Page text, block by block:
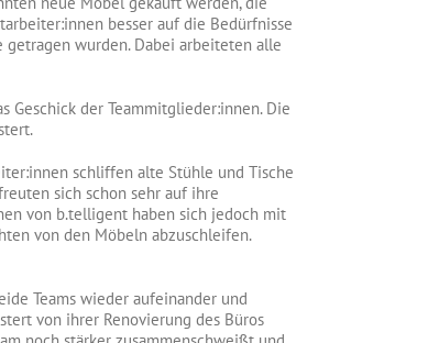
besser auf die Bedürfnisse
wurden. Dabei arbeiteten alle
der Teammitglieder:innen. Die
schliffen alte Stühle und Tische
sich schon sehr auf ihre
von b.telligent haben sich jedoch mit
von den Möbeln abzuschleifen.
Teams wieder aufeinander und
von ihrer Renovierung des Büros